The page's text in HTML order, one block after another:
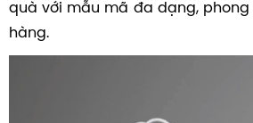
quà với mẫu mã đa dạng,
hàng.